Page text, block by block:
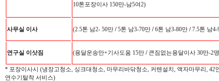
10톤포장이사 150만-남5여2)
사무실 이사 (2.5톤 남2- 50만 /5톤 남3-70만 /6톤 남3-80만 /7.5톤 남
연구실 이삿짐 (용달운송만+기사도움 15만 /큰짐없는용달이사 30만-2
* 포장이사시 (냉장고청소, 싱크대청소, 마무리바닦청소, 커텐설치, 액자마무리,
연수기탈착 서비스)